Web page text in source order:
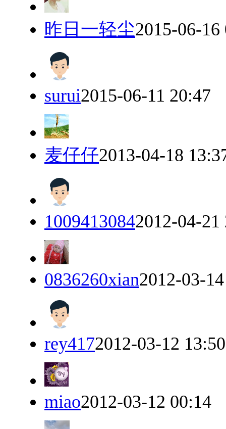
昨日一轻尘2015-06-16
surui2015-06-11 20:47
麦仔仔2013-04-18
10094130842012-04-21
0836260xian2012-03-
rey4172012-03-12 13:50
miao2012-03-12 00:14